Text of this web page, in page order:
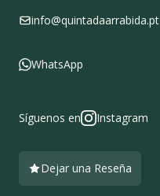
info@quintadaarrabida.pt
WhatsApp
Síguenos en Instagram
Dejar una Reseña